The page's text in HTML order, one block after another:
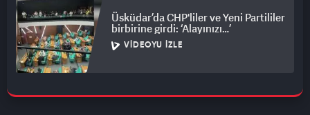
Üsküdar’da CHP'liler ve Yeni Partililer
birbirine girdi: ‘Alayınızı…’
VIDEOYU İZLE